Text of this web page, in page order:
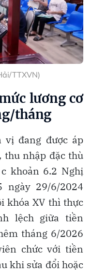
TTXVN)
lương cơ
tháng
vị đang được áp
thu nhập đặc thù
khoản 6.2 Nghị
ngày 29/6/2024
khóa XV thì thực
lệch giữa tiền
tháng 6/2026
chức với tiền
khi sửa đổi hoặc